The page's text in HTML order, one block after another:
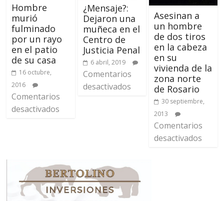
Hombre
murió
fulminado
por un rayo
en el patio
de su casa
16 octubre,
2016
Comentarios
desactivados
¿Mensaje?:
Dejaron una
muñeca en el
Centro de
Justicia Penal
6 abril, 2019
Comentarios
desactivados
Asesinan a
un hombre
de dos tiros
en la cabeza
en su
vivienda de la
zona norte
de Rosario
30 septiembre,
2013
Comentarios
desactivados